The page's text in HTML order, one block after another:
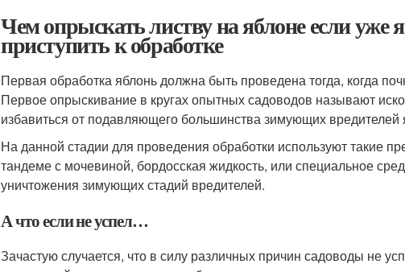
Чем опрыскать листву на яблоне если уже
приступить к обработке
Первая обработка яблонь должна быть проведена тогда, когда
Первое опрыскивание в кругах опытных садоводов называют
избавиться от подавляющего большинства зимующих вредителей
На данной стадии для проведения обработки используют такие
тандеме с мочевиной, бордосская жидкость, или специальное
уничтожения зимующих стадий вредителей.
А что если не успел…
Зачастую случается, что в силу различных причин садоводы не